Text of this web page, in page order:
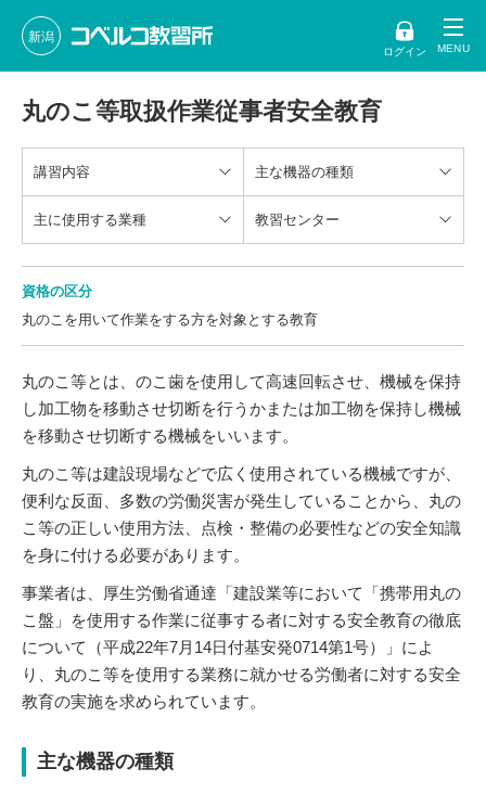
新潟
ログイン
丸のこ等取扱作業従事者安全教育
講習内容 主な機器の種類
主に使用する業種 教習センター
資格の区分
丸のこを用いて作業をする方を対象とする教育
丸のこ等とは、のこ歯を使用して高速回転させ、機械を保持
し加工物を移動させ切断を行うかまたは加工物を保持し機械
を移動させ切断する機械をいいます。
丸のこ等は建設現場などで広く使用されている機械ですが、
便利な反面、多数の労働災害が発生していることから、丸の
こ等の正しい使用方法、点検・整備の必要性などの安全知識
を身に付ける必要があります。
事業者は、厚生労働省通達「建設業等において「携帯用丸の
こ盤」を使用する作業に従事する者に対する安全教育の徹底
について（平成22年7月14日付基安発0714第1号）」によ
り、丸のこ等を使用する業務に就かせる労働者に対する安全
教育の実施を求められています。
主な機器の種類